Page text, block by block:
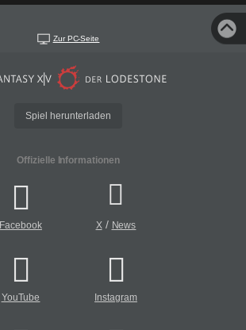
Zur PC-Seite
Spiel herunterladen
Offizielle Informationen
Facebook X/ News
YouTube Instagram